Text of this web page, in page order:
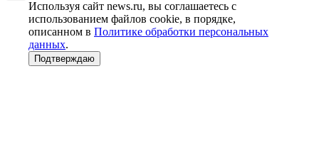
Используя сайт news.ru, вы соглашаетесь с
использованием файлов cookie, в порядке,
описанном в Политике обработки персональных
данных.
Подтверждаю